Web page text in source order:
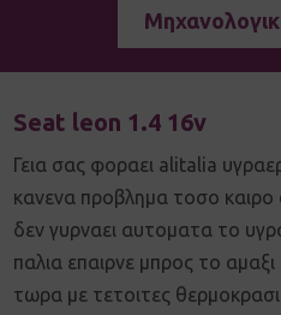
Seat leon 1.4 16v
Γεια σας φοραει alitalia
κανενα προβλημα τοσο καιρο
δεν γυρναει αυτοματα το
παλια επαιρνε μπρος το
τωρα με τετοιτες